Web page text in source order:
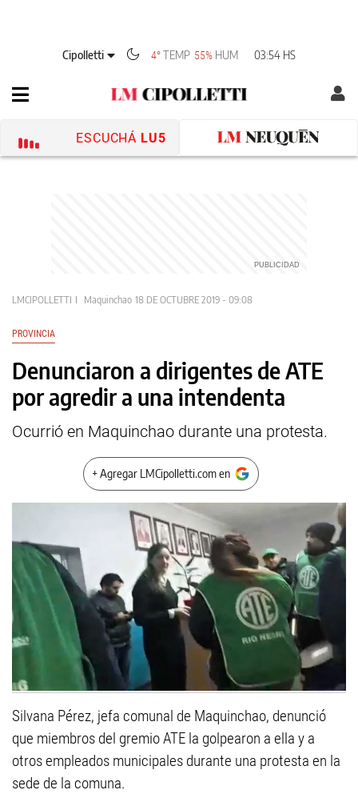
Cipolletti 4°TEMP 55% HUM 03:54 HS
ESCUCHÁ LU5
LMCIPOLLETTI Maquinchao 18 DE OCTUBRE 2019 - 09:08
PROVINCIA
Denunciaron a dirigentes de ATE
por agredir a una intendenta
Ocurrió en Maquinchao durante una protesta.
+ Agregar LMCipolletti.com en
Silvana Pérez, jefa comunal de Maquinchao, denunció
que miembros del gremio ATE la golpearon a ella y a
otros empleados municipales durante una protesta en la
sede de la comuna.